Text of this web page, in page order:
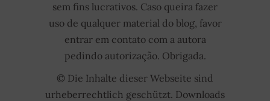
sem fins lucrativos. Caso queira fazer
uso de qualquer material do blog, favor
entrar em contato com a autora
pedindo autorização. Obrigada.
© Die Inhalte dieser Webseite sind
urheberrechtlich geschützt. Downloads